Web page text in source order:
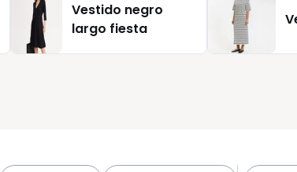
Vestido negro
largo fiesta